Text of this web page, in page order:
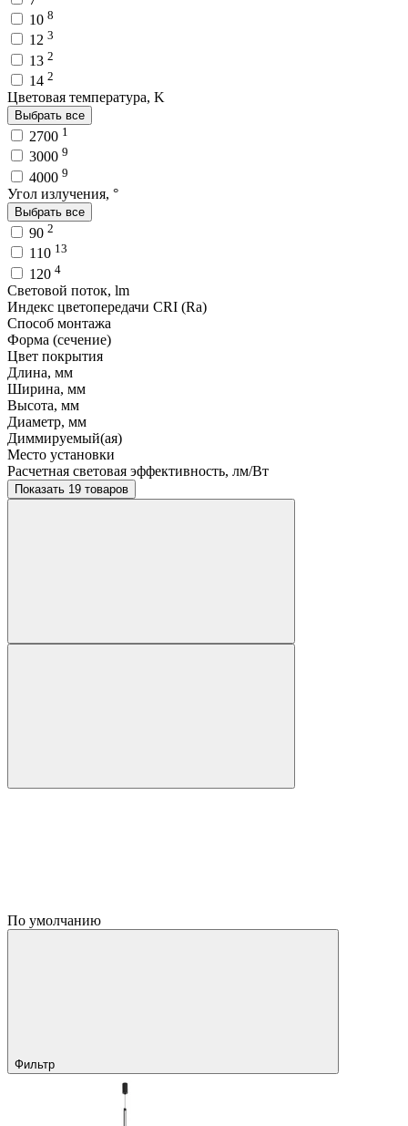
10 8
12 3
13 2
14 2
Цветовая температура, K
Выбрать все
2700 1
3000 9
4000 9
Угол излучения, °
Выбрать все
90 2
110 13
120 4
Световой поток, lm
Индекс цветопередачи CRI (Ra)
Способ монтажа
Форма (сечение)
Цвет покрытия
Длина, мм
Ширина, мм
Высота, мм
Диаметр, мм
Диммируемый(ая)
Место установки
Расчетная световая эффективность, лм/Вт
Показать 19 товаров
По умолчанию
Фильтр